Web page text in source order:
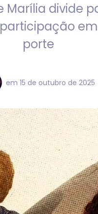
divide
porte
em 15 de outubro de 2025